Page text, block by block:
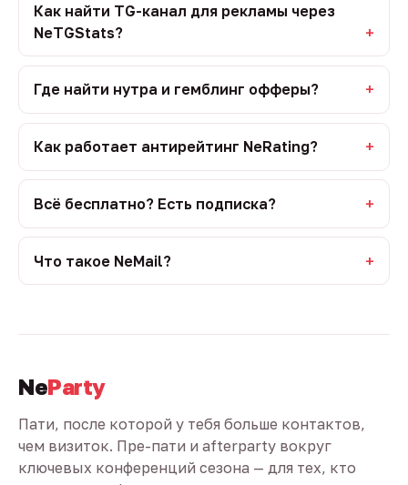
Как найти TG-канал для рекламы через
NeTGStats?
Где найти нутра и гемблинг офферы?
Как работает антирейтинг NeRating?
Всё бесплатно? Есть подписка?
Что такое NeMail?
NeParty
Пати, после которой у тебя больше контактов,
чем визиток. Пре-пати и afterparty вокруг
ключевых конференций сезона — для тех, кто